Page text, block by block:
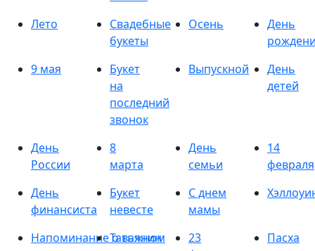
Лето
Свадебные
букеты
Осень
День
9 мая
Букет
на
последний
звонок
Выпускной
День
детей
День
России
8
марта
День
семьи
14
февраля
День
финансиста
Букет
невесте
С днем
мамы
Напоминание о важном
Татьянин
23
Пасха